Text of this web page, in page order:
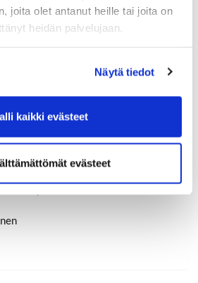
joita olet antanut heille tai joita on
heidän palvelujaan.
Näytä tiedot
kaikki evästeet
evästeet
Rekisteröidy
Hyvinkää kauppakamari